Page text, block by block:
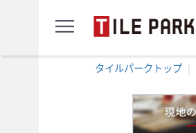
menu
ン
プ
カ
タイルパークトップ